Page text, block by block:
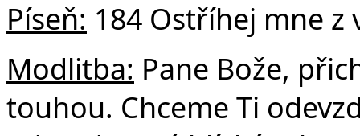
Píseň: 184 Ostříhej mne z
Modlitba: Pane Bože,
touhou. Chceme Ti